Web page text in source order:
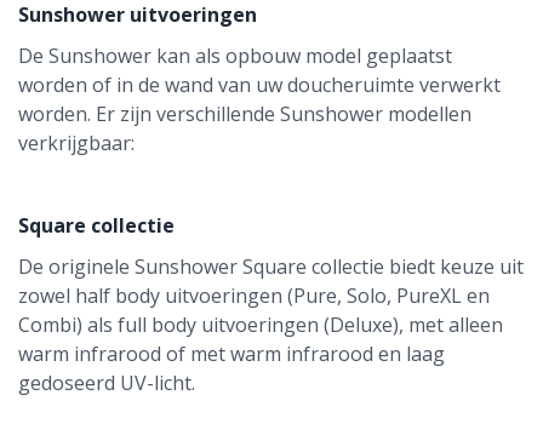
Sunshower uitvoeringen
De Sunshower kan als opbouw model geplaatst
worden of in de wand van uw doucheruimte verwerkt
worden. Er zijn verschillende Sunshower modellen
verkrijgbaar:
Square collectie
De originele Sunshower Square collectie biedt keuze uit
zowel half body uitvoeringen (Pure, Solo, PureXL en
Combi) als full body uitvoeringen (Deluxe), met alleen
warm infrarood of met warm infrarood en laag
gedoseerd UV-licht.